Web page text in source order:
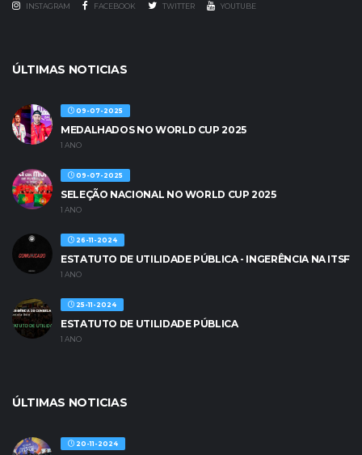
INSTAGRAM FACEBOOK TWITTER YOUTUBE
ÚLTIMAS NOTICIAS
09-07-2025
MEDALHADOS NO WORLD CUP 2025
1 ANO
09-07-2025
SELEÇÃO NACIONAL NO WORLD CUP 2025
1 ANO
26-11-2024
ESTATUTO DE UTILIDADE PÚBLICA - INGERÊNCIA NA ITSF
1 ANO
25-11-2024
ESTATUTO DE UTILIDADE PÚBLICA
1 ANO
ÚLTIMAS NOTICIAS
20-11-2024